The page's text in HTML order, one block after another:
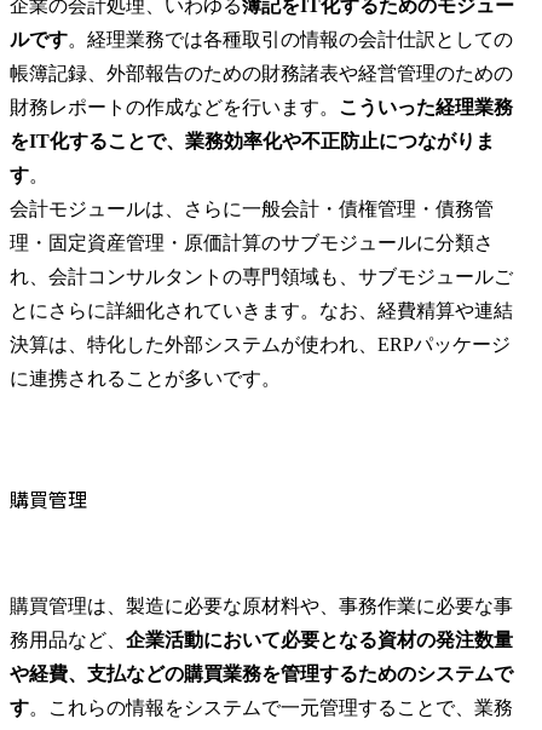
企業の会計処理、いわゆる簿記をIT化するためのモジュー
ルです。経理業務では各種取引の情報の会計仕訳としての
帳簿記録、外部報告のための財務諸表や経営管理のための
財務レポートの作成などを行います。 こういった経理業務
をIT化することで、業務効率化や不正防止につながりま
す。
会計モジュールは、さらに一般会計・債権管理・債務管
理・固定資産管理・原価計算のサブモジュールに分類さ
れ、会計コンサルタントの専門領域も、サブモジュールご
とにさらに詳細化されていきます。なお、経費精算や連結
決算は、特化した外部システムが使われ、ERPパッケージ
に連携されることが多いです。
購買管理
購買管理は、製造に必要な原材料や、事務作業に必要な事
務用品など、 企業活動において必要となる資材の発注数量
や経費、支払などの購買業務を管理するためのシステムで
す。これらの情報をシステムで一元管理することで、業務